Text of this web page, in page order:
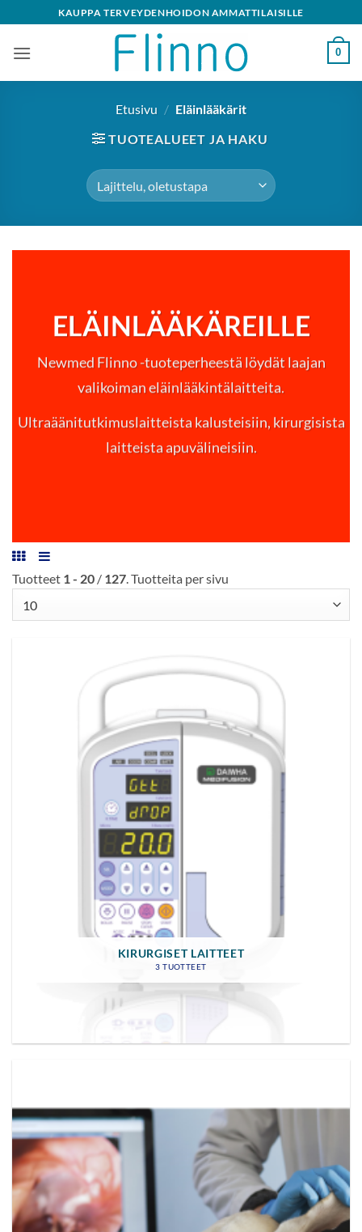
to
content
KAUPPA TERVEYDENHOIDON AMMATTILAISILLE
0
Etusivu / Eläinlääkärit
TUOTEALUEET JA HAKU
ELÄINLÄÄKÄREILLE
Newmed Flinno -tuoteperheestä löydät laajan
valikoiman eläinlääkintälaitteita.
Ultraäänitutkimuslaitteista kalusteisiin, kirurgisista
laitteista apuvälineisiin.
Tuotteet 1 - 20 / 127. Tuotteita per sivu
KIRURGISET LAITTEET
3 TUOTTEET